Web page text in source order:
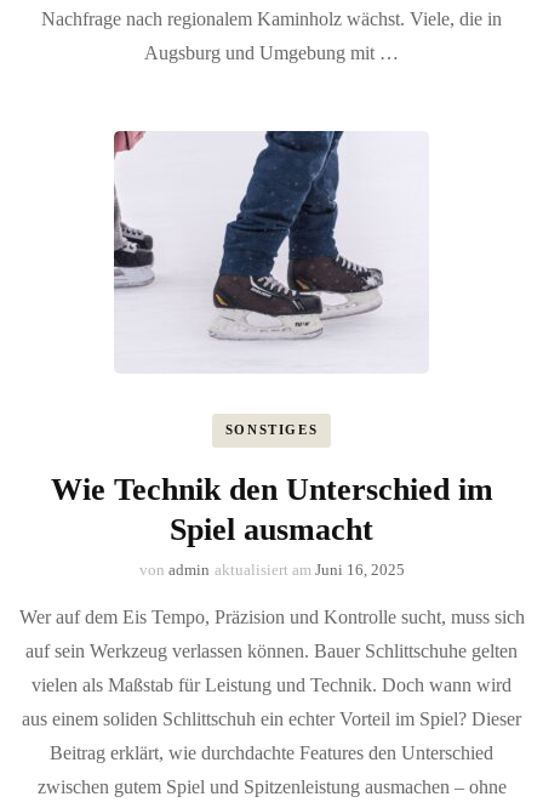
Nachfrage nach regionalem Kaminholz wächst. Viele, die in
Augsburg und Umgebung mit …
SONSTIGES
Wie Technik den Unterschied im
Spiel ausmacht
von admin aktualisiert am Juni 16, 2025
Wer auf dem Eis Tempo, Präzision und Kontrolle sucht, muss sich
auf sein Werkzeug verlassen können. Bauer Schlittschuhe gelten
vielen als Maßstab für Leistung und Technik. Doch wann wird
aus einem soliden Schlittschuh ein echter Vorteil im Spiel? Dieser
Beitrag erklärt, wie durchdachte Features den Unterschied
zwischen gutem Spiel und Spitzenleistung ausmachen – ohne